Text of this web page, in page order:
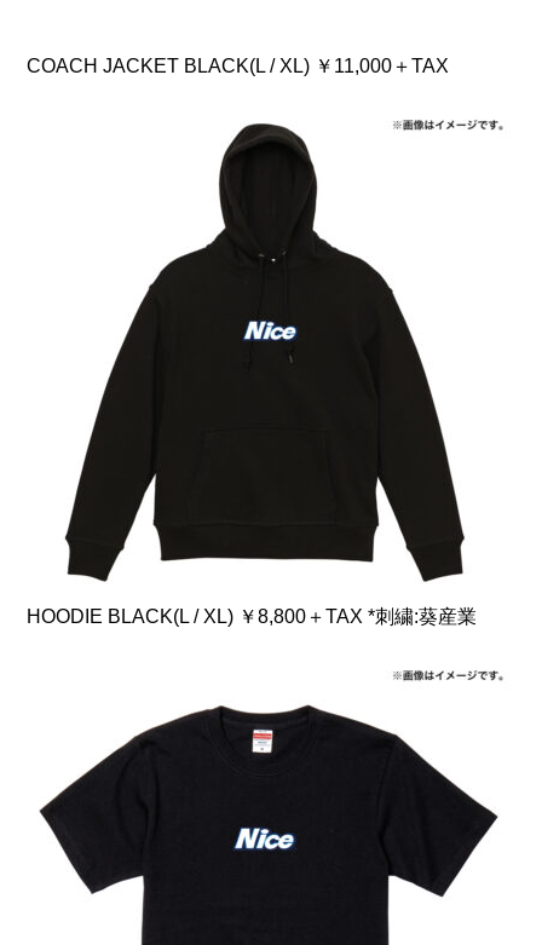
COACH JACKET BLACK(L / XL) ￥11,000＋TAX
HOODIE BLACK(L / XL) ￥8,800＋TAX *刺繍:葵産業